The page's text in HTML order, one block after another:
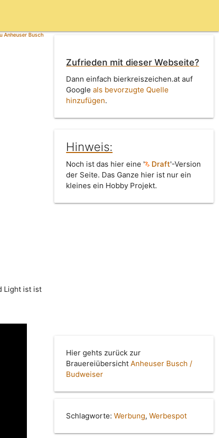
Anheuser Busch
Light ist ist
Zufrieden mit dieser Webseite?
Dann einfach bierkreiszeichen.at auf
Googleals bevorzugte Quelle
hinzufügen.
Hinweis:
Noch ist das hier eine ' Draft'-Version
der Seite. Das Ganze hier ist nur ein
kleines ein Hobby Projekt.
Hier gehts zurück zur
BrauereiübersichtAnheuser Busch /
Budweiser
Schlagworte:Werbung,Werbespot